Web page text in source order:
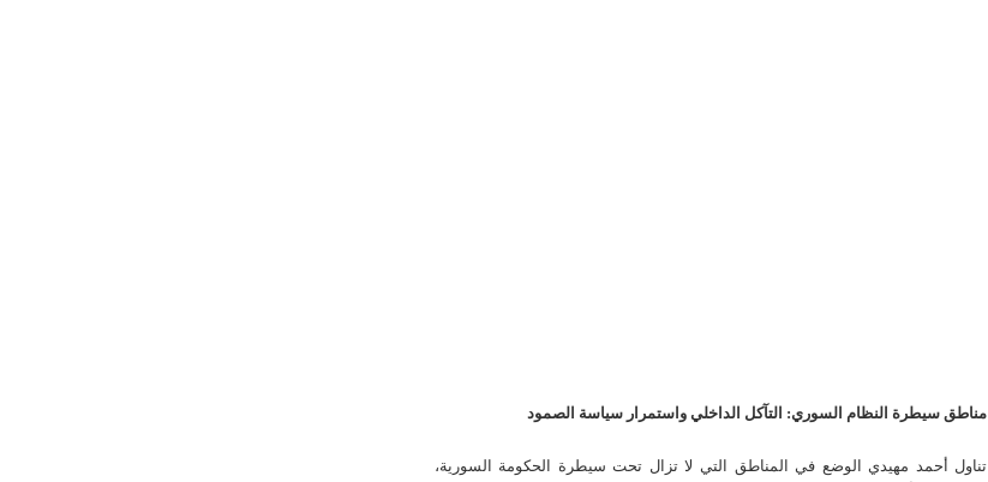
مناطق سيطرة النظام السوري: التآكل الداخلي واستمرار سياسة الصمود
تناول أحمد مهيدي الوضع في المناطق التي لا تزال تحت سيطرة الحكومة السورية،